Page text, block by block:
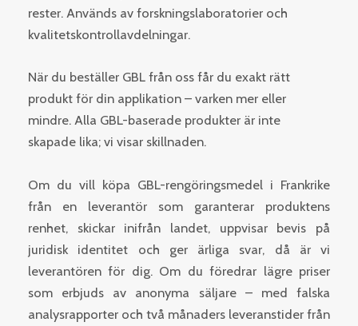
rester. Används av forskningslaboratorier och
kvalitetskontrollavdelningar.
När du beställer GBL från oss får du exakt rätt
produkt för din applikation – varken mer eller
mindre. Alla GBL-baserade produkter är inte
skapade lika; vi visar skillnaden.
Om du vill köpa GBL-rengöringsmedel i Frankrike
från en leverantör som garanterar produktens
renhet, skickar inifrån landet, uppvisar bevis på
juridisk identitet och ger ärliga svar, då är vi
leverantören för dig. Om du föredrar lägre priser
som erbjuds av anonyma säljare – med falska
analysrapporter och två månaders leveranstider från